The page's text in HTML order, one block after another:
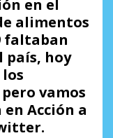
en el
alimentos
faltaban
país, hoy
vamos
Acción a